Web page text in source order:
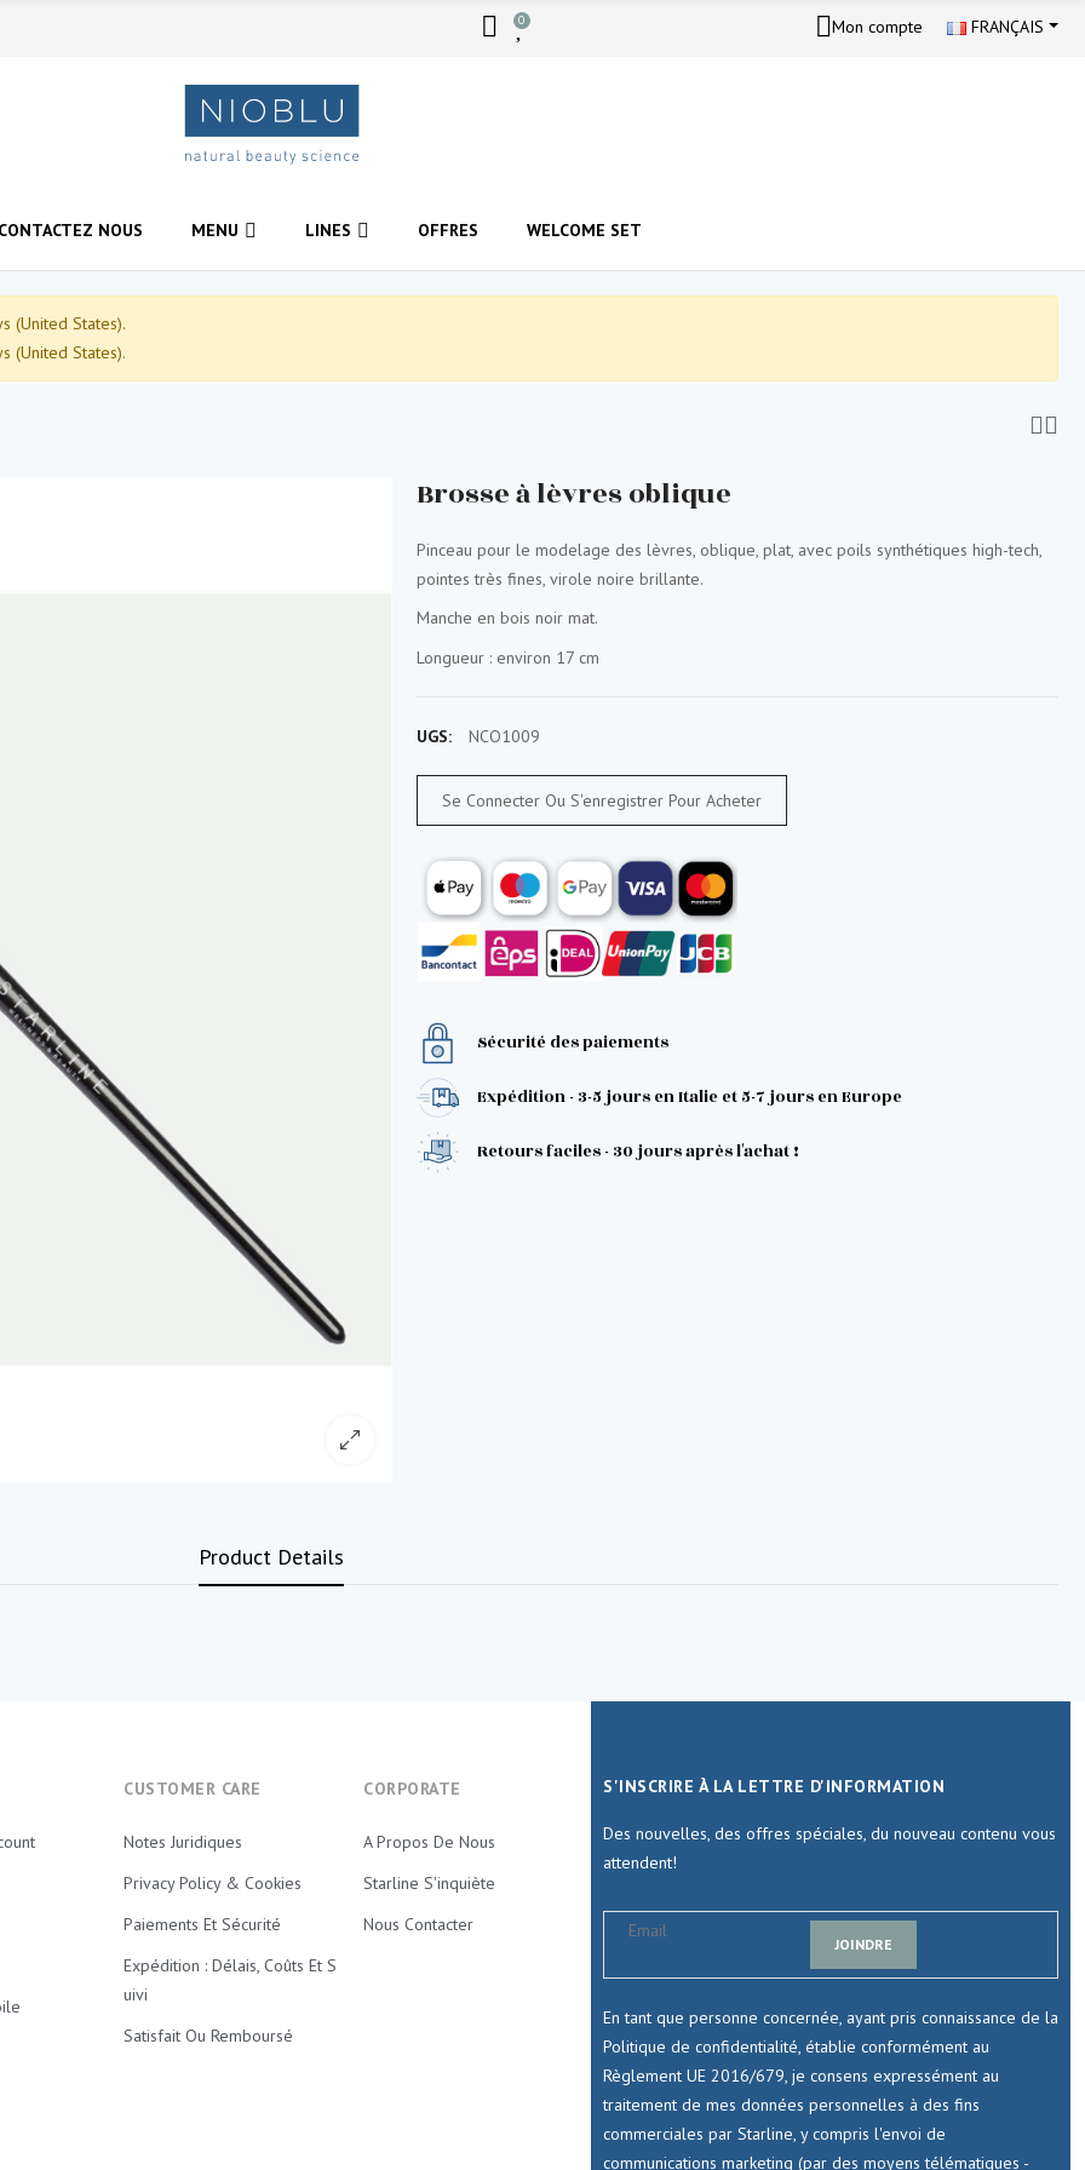
0 Mon compte FRANÇAIS
CONTACTEZ NOUS MENU LINES OFFRES WELCOME SET
(United States).
(United States).
Brosse à lèvres oblique
Pinceau pour le modelage des lèvres, oblique, plat, avec poils synthétiques high-tech,
pointes très fines, virole noire brillante.
Manche en bois noir mat.
Longueur : environ 17 cm
UGS: NCO1009
Se Connecter Ou S'enregistrer Pour Acheter
Sécurité des paiements
Expédition - 3-5 jours en Italie et 5-7 jours en Europe
Retours faciles - 30 jours après l'achat !
Product Details
CUSTOMER CARE
Notes Juridiques
Privacy Policy & Cookies
Paiements Et Sécurité
Expédition : Délais, Coûts Et S
Uivi
Satisfait Ou Remboursé
CORPORATE
A Propos De Nous
Starline S'inquiète
Nous Contacter
S'INSCRIRE À LA LETTRE D'INFORMATION
Des nouvelles, des offres spéciales, du nouveau contenu vous
attendent!
JOINDRE
En tant que personne concernée, ayant pris connaissance de la
Politique de confidentialité, établie conformément au
Règlement UE 2016/679, je consens expressément au
traitement de mes données personnelles à des fins
commerciales par Starline, y compris l'envoi de
communications marketing (par des moyens télématiques -